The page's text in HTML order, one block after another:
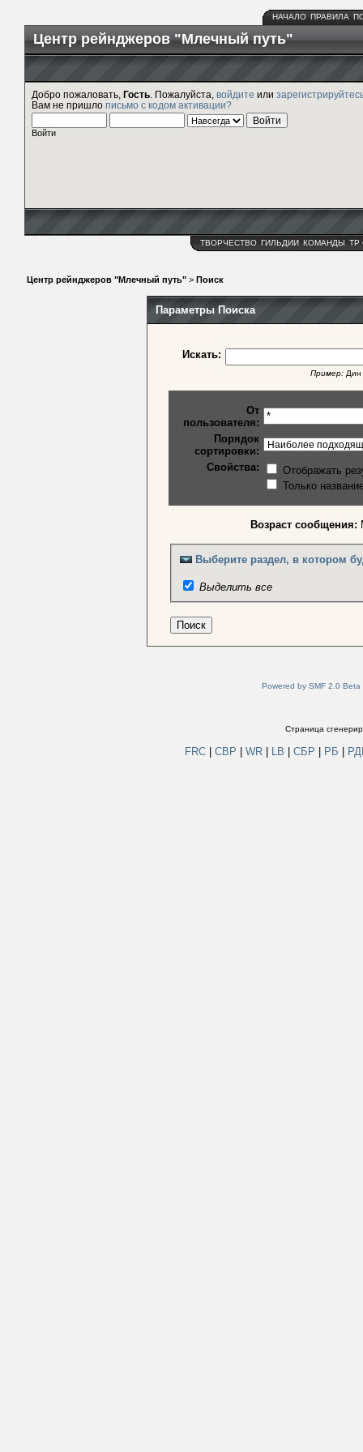
НАЧАЛО ПРАВИЛА
Центр рейнджеров "Млечный путь"
Добро пожаловать, Гость . Пожалуйста, войдите или
Вам не пришло письмо с кодом активации?
Войти
ТВОРЧЕСТВО ГИЛЬДИИ КОМАНДЫ ТР
Центр рейнджеров "Млечный путь" > Поиск
Параметры Поиска
Искать:
Пример:Дин
От
пользователя:
Порядок
сортировки:
Свойства:
Отображать
Только
Возраст сообщения:
Выберите раздел, в котором
Выделить все
Powered by SMF 2.0 Beta
Страница
FRC СВР WR LB СБР РБ